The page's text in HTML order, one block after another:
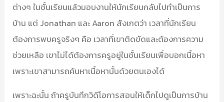
ต่างๆ ในชั้นเรียนแล้วมอบงานให้นักเรียนกลับไปทำเป็นการ
บ้าน แต่ Jonathan และ Aaron สังเกตว่า เวลาที่นักเรียน
ต้องการพบครูจริงๆ คือ เวลาที่เขาติดขัดและต้องการความ
ช่วยเหลือ เขาไม่ได้ต้องการครูอยู่ในชั้นเรียนเพื่อบอกเนื้อหา
เพราะเขาสามารถค้นหาเนื้อหานั้นด้วยตนเองได้
เพราะฉะนั้น ถ้าครูบันทึกวิดีโอการสอนให้เด็กไปดูเป็นการบ้าน